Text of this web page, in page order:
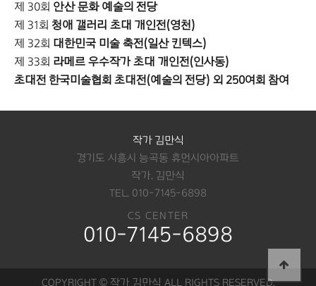
제 30회 안산 문화 예술의 전당
제 31회 청애 갤러리 초대 개인전(영천)
제 32회 대한민국 미술 축전(일산 킨텍스)
제 33회 라메르 우수작가 초대 개인전(인사동)
초대전 한국미술협회 초대전(예술의 전당) 외 250여회 참여
작가 김만식
경기도 시흥시 능곡동 휴먼시아아파트
작가. 김만식
TEL. 010-7145-6898
CS CENTER
010-7145-6898
COPYRIGHT © 작가 김만식 ALL RIGHTS RESERVED.